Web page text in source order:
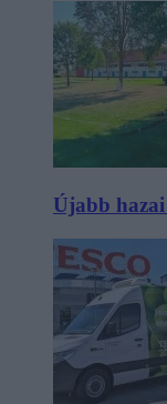
Újabb hazai